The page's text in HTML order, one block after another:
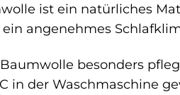
ist ein natürliches
angenehmes
besonders
in der Waschmaschine